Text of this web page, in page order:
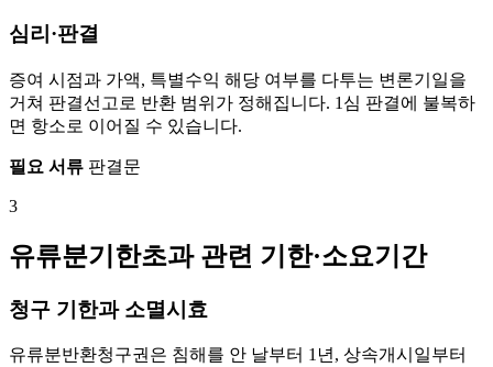
심리·판결
증여 시점과 가액, 특별수익 해당 여부를 다투는 변론기일을
거쳐 판결선고로 반환 범위가 정해집니다. 1심 판결에 불복하
면 항소로 이어질 수 있습니다.
필요 서류 판결문
3
유류분기한초과 관련 기한·소요기간
청구 기한과 소멸시효
유류분반환청구권은 침해를 안 날부터 1년, 상속개시일부터